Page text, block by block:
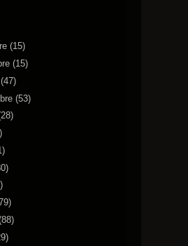
(15)
(15)
(47)
(53)